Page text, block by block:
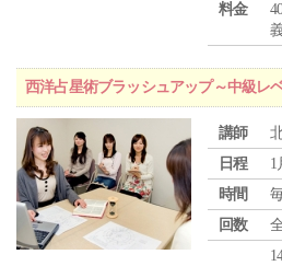
料金
西洋占星術ブラッシュアップ～中級レ
講師
日程
1
時間
回数